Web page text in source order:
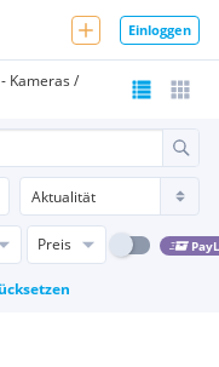
Einloggen
Kameras /
Preis